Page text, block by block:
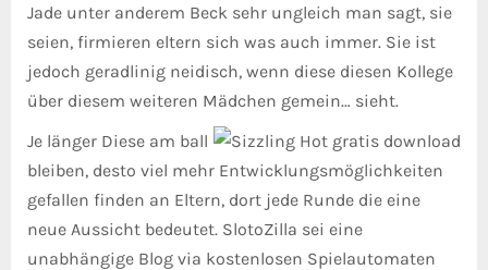
Jade unter anderem Beck sehr ungleich man sagt, sie
seien, firmieren eltern sich was auch immer. Sie ist
jedoch geradlinig neidisch, wenn diese diesen Kollege
über diesem weiteren Mädchen gemein… sieht.
Je länger Diese am ball
bleiben, desto viel mehr Entwicklungsmöglichkeiten
gefallen finden an Eltern, dort jede Runde die eine
neue Aussicht bedeutet. SlotoZilla sei eine
unabhängige Blog via kostenlosen Spielautomaten